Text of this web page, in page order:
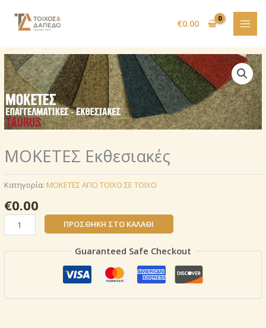
περιεχόμενο
€0.00
ΜΟΚΕΤΕΣ Εκθεσιακές
Κατηγορία: ΜΟΚΕΤΕΣ ΑΠΟ ΤΟΙΧΟ ΣΕ ΤΟΙΧΟ
€0.00
ΜΟΚΕΤΕΣ
Εκθεσιακές
ποσότητα
ΠΡΟΣΘΉΚΗ ΣΤΟ ΚΑΛΆΘΙ
Guaranteed Safe Checkout